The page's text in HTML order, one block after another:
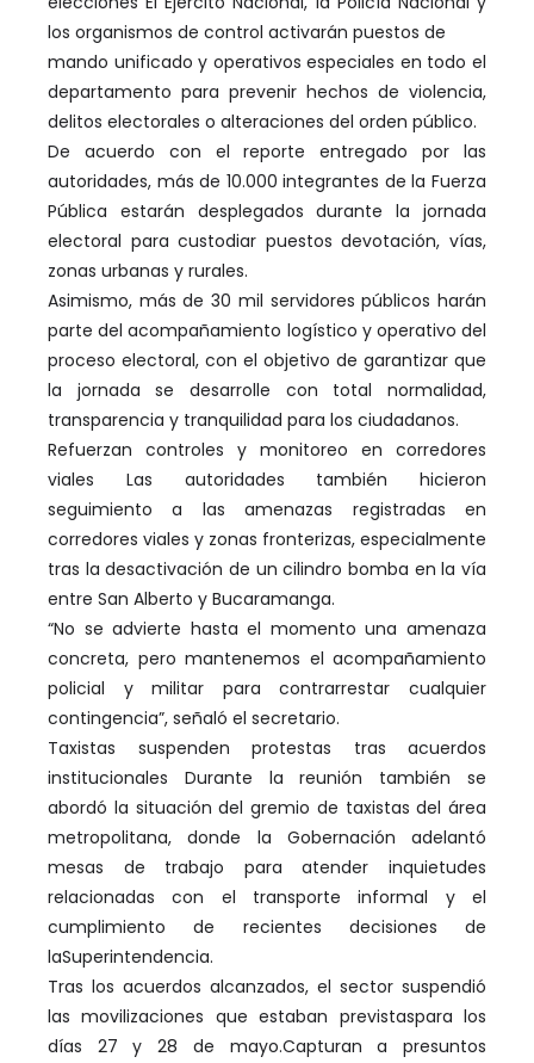
los organismos de control activarán puestos de
mando unificado y operativos especiales en todo el
departamento para prevenir hechos de violencia,
delitos electorales o alteraciones del orden público.
De acuerdo con el reporte entregado por las
autoridades, más de 10.000 integrantes de la Fuerza
Pública estarán desplegados durante la jornada
electoral para custodiar puestos devotación, vías,
zonas urbanas y rurales.
Asimismo, más de 30 mil servidores públicos harán
parte del acompañamiento logístico y operativo del
proceso electoral, con el objetivo de garantizar que
la jornada se desarrolle con total normalidad,
transparencia y tranquilidad para los ciudadanos.
Refuerzan controles y monitoreo en corredores
viales Las autoridades también hicieron
seguimiento a las amenazas registradas en
corredores viales y zonas fronterizas, especialmente
tras la desactivación de un cilindro bomba en la vía
entre San Alberto y Bucaramanga.
“No se advierte hasta el momento una amenaza
concreta, pero mantenemos el acompañamiento
policial y militar para contrarrestar cualquier
contingencia”, señaló el secretario.
Taxistas suspenden protestas tras acuerdos
institucionales Durante la reunión también se
abordó la situación del gremio de taxistas del área
metropolitana, donde la Gobernación adelantó
mesas de trabajo para atender inquietudes
relacionadas con el transporte informal y el
cumplimiento de recientes decisiones de
laSuperintendencia.
Tras los acuerdos alcanzados, el sector suspendió
las movilizaciones que estaban previstaspara los
días 27 y 28 de mayo.Capturan a presuntos